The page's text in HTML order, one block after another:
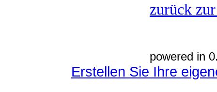
zurück
powered in
Erstellen Sie Ihre